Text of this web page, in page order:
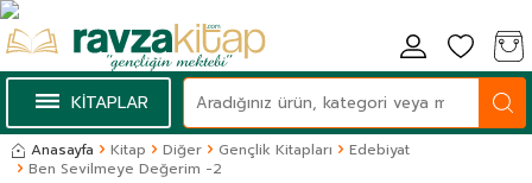
KİTAPLAR
Anasayfa Kitap Diğer Gençlik Kitapları
Edebiyat
Ben Sevilmeye Değerim -2